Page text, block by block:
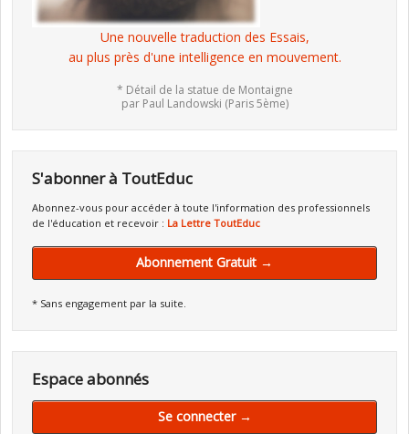
Une nouvelle traduction des Essais,
au plus près d'une intelligence en mouvement.
* Détail de la statue de Montaigne
par Paul Landowski (Paris 5ème)
S'abonner à ToutEduc
Abonnez-vous pour accéder à toute l'information des professionnels
de l'éducation et recevoir : La Lettre ToutEduc
Abonnement Gratuit →
* Sans engagement par la suite.
Espace abonnés
Se connecter →